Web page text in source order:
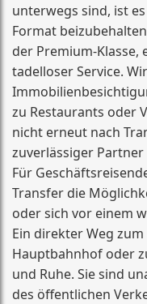
unterwegs sind, ist
Format
der Premium-Klasse,
tadelloser Service.
zu Restaurants oder
nicht erneut nach
zuverlässiger Partner
Für
Transfer die
oder sich vor einem
Ein direkter Weg
Hauptbahnhof oder
und Ruhe. Sie sind
des öffentlichen